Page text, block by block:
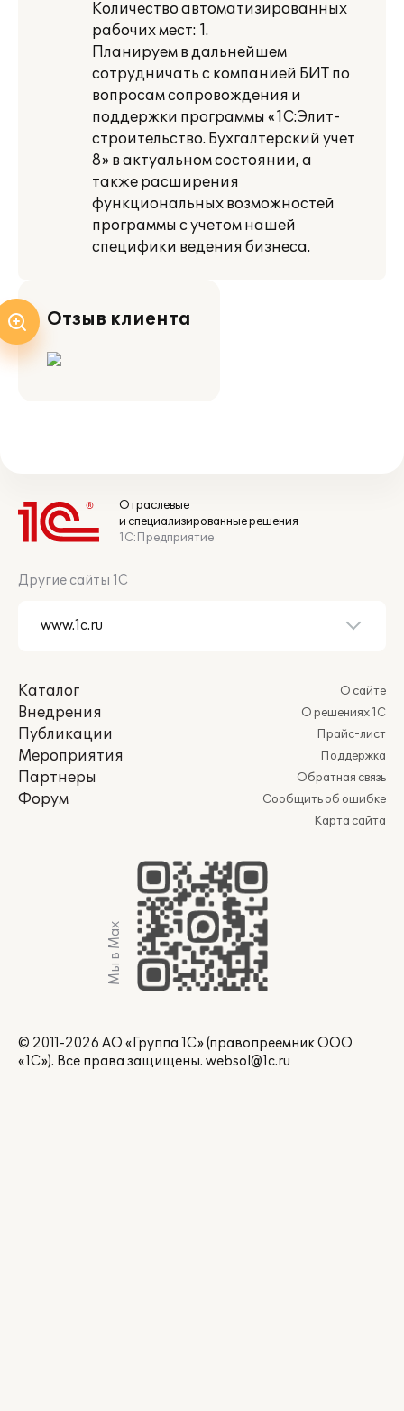
Количество автоматизированных
рабочих мест: 1.
Планируем в дальнейшем
сотрудничать с компанией БИТ по
вопросам сопровождения и
поддержки программы «1С:Элит-
строительство. Бухгалтерский учет
8» в актуальном состоянии, а
также расширения
функциональных возможностей
программы с учетом нашей
специфики ведения бизнеса.
Отзыв клиента
Отраслевые
и специализированные решения
1С:Предприятие
Другие сайты 1С
Каталог
Внедрения
Публикации
Мероприятия
Партнеры
Форум
О сайте
О решениях 1С
Прайс-лист
Поддержка
Обратная связь
Сообщить об ошибке
Карта сайта
Мы в Max
© 2011-2026 АО «Группа 1С» (правопреемник ООО
«1С»). Все права защищены. websol@1c.ru